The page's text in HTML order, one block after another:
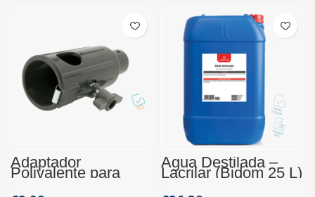
Adaptador
Polivalente para
Cabos – Pamex
Água Destilada –
Lacrilar (Bidom 25 L)